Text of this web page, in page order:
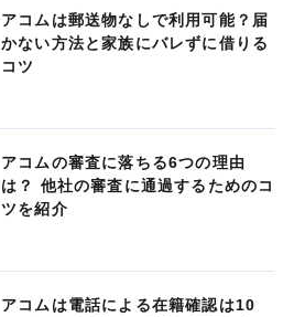
アコムは郵送物なしで利用可能？届
かない方法と家族にバレずに借りる
コツ
アコムの審査に落ちる6つの理由
は？ 他社の審査に通過するためのコ
ツを紹介
アコムは電話による在籍確認は10